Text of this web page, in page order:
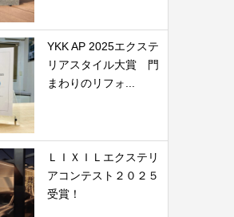
YKK AP 2025エクステ
リアスタイル大賞 門
まわりのリフォ...
ＬＩＸＩＬエクステリ
アコンテスト２０２５
受賞！